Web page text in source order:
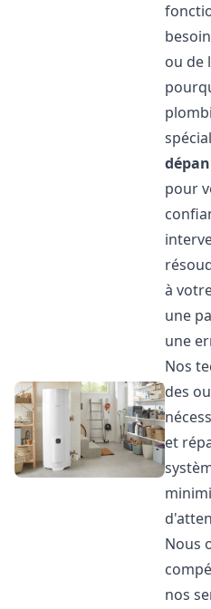
ou de
pour
à
une
une
Nos
des
et
Nous
nos